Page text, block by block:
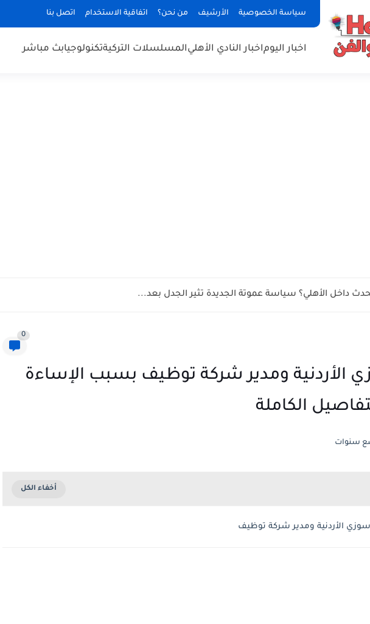
سياسة الخصوصية الأرشيف من نحن؟ اتفاقية الاستخدام اتصل بنا
اخبار اليوماخبار النادي الأهليالمسلسلات التركيةتكنولوجيابث مباشر
داخل الأهلي؟ سياسة عموتة الجديدة تثير الجدل بعد...
0
الأردنية ومدير شركة توظيف بسبب الإساءة
الكاملة
سنوات
سوزي الأردنية ومدير شركة توظيف